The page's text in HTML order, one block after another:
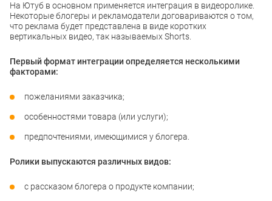
На Ютуб в основном применяется интеграция в видеоролике.
Некоторые блогеры и рекламодатели договариваются о том,
что реклама будет представлена в виде коротких
вертикальных видео, так называемых Shorts.
Первый формат интеграции определяется несколькими
факторами:
пожеланиями заказчика;
особенностями товара (или услуги);
предпочтениями, имеющимися у блогера.
Ролики выпускаются различных видов:
с рассказом блогера о продукте компании;